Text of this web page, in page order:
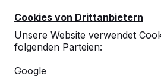
Cookies von Drittanbietern
Unsere Website verwendet
folgenden Parteien:
Google
Referenzen